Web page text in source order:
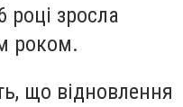
році зросла
роком.
що відновлення